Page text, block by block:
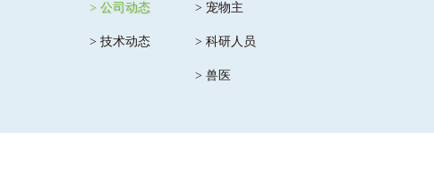
> 公司动态
> 技术动态
> 宠物主
> 科研人员
> 兽医